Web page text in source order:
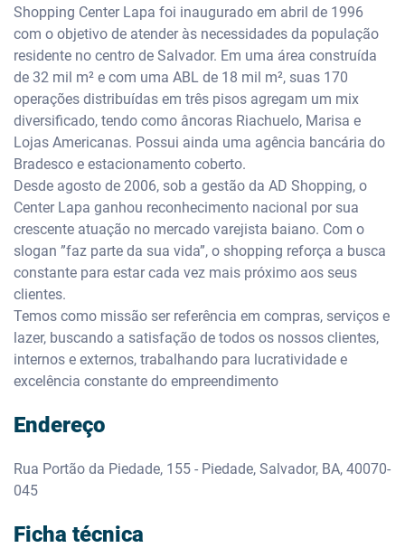
Shopping Center Lapa foi inaugurado em abril de 1996
com o objetivo de atender às necessidades da população
residente no centro de Salvador. Em uma área construída
de 32 mil m² e com uma ABL de 18 mil m², suas 170
operações distribuídas em três pisos agregam um mix
diversificado, tendo como âncoras Riachuelo, Marisa e
Lojas Americanas. Possui ainda uma agência bancária do
Bradesco e estacionamento coberto.
Desde agosto de 2006, sob a gestão da AD Shopping, o
Center Lapa ganhou reconhecimento nacional por sua
crescente atuação no mercado varejista baiano. Com o
slogan ”faz parte da sua vida”, o shopping reforça a busca
constante para estar cada vez mais próximo aos seus
clientes.
Temos como missão ser referência em compras, serviços e
lazer, buscando a satisfação de todos os nossos clientes,
internos e externos, trabalhando para lucratividade e
excelência constante do empreendimento
Endereço
Rua Portão da Piedade, 155 - Piedade, Salvador, BA, 40070-
045
Ficha técnica